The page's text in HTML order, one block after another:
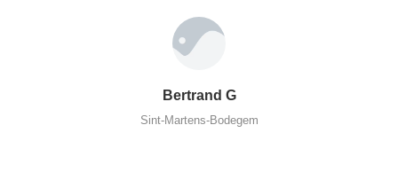
Bertrand G
Sint-Martens-Bodegem